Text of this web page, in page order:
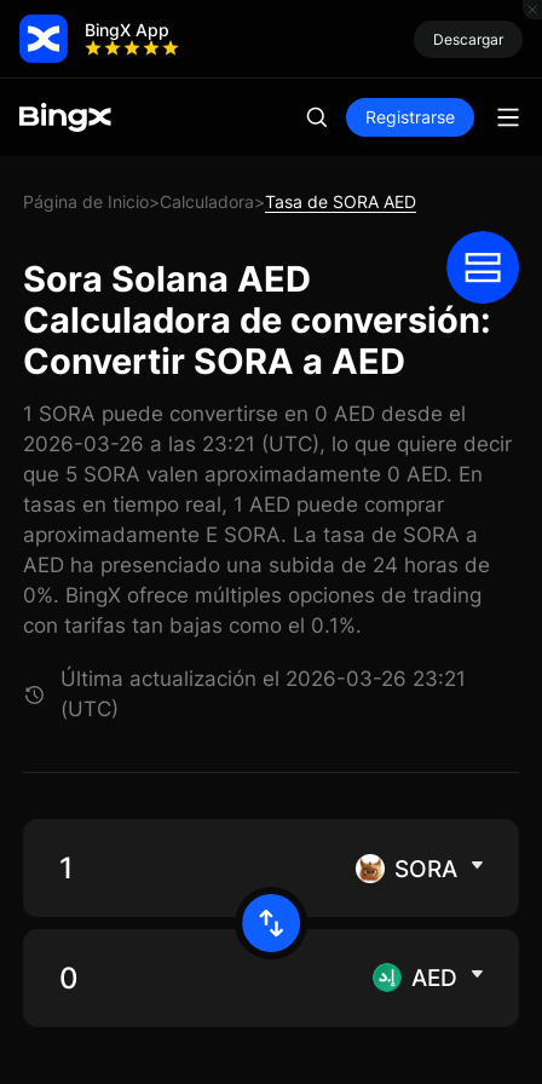
BingX App Descargar
Registrarse
Página de Inicio>Calculadora>Tasa de SORA AED
Sora Solana AED
Calculadora de conversión:
Convertir SORA a AED
1 SORA puede convertirse en 0 AED desde el
2026-03-26 a las 23:21 (UTC), lo que quiere decir
que 5 SORA valen aproximadamente 0 AED. En
tasas en tiempo real, 1 AED puede comprar
aproximadamente E SORA. La tasa de SORA a
AED ha presenciado una subida de 24 horas de
0%. BingX ofrece múltiples opciones de trading
con tarifas tan bajas como el 0.1%.
Última actualización el 2026-03-26 23:21
(UTC)
SORA
AED